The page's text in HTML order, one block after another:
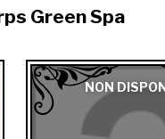
Green Spa
NON